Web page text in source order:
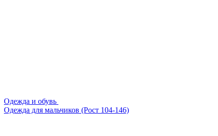
Одежда и обувь
Одежда для мальчиков (Рост 104-146)